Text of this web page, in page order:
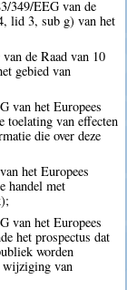
349/EEG van de
lid 3, sub g) van het
de Raad van 10
gebied van
van het Europees
toelating van effecten
die over deze
het Europees
handel met
van het Europees
het prospectus dat
worden
wijziging van